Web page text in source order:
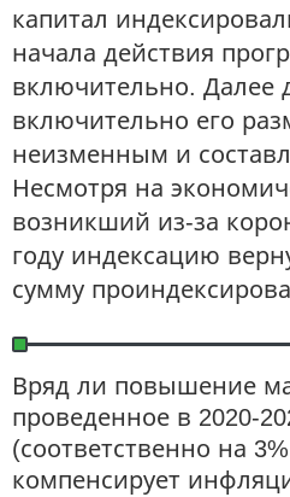
капитал
начала действия
включительно. Далее
включительно его
неизменным и
Несмотря на
возникший из-за
году индексацию
сумму
Вряд ли повышение
проведенное в 2020-
(соответственно на
компенсирует